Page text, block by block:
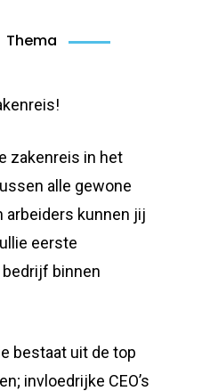
Thema
zakenreis in het
alle gewone
arbeiders kunnen jij
eerste
binnen
bestaat uit de top
invloedrijke CEO’s